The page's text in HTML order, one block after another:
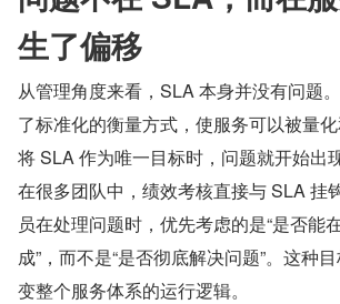
生了偏移
从管理角度来看，SLA 本身并没有问题
了标准化的衡量方式，使服务可以被量
将 SLA 作为唯一目标时，问题就开始出现
在很多团队中，绩效考核直接与 SLA 挂
员在处理问题时，优先考虑的是“是否能
成”，而不是“是否彻底解决问题”。这种
变整个服务体系的运行逻辑。